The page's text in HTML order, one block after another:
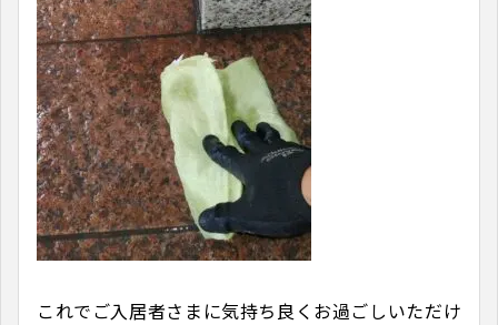
これでご入居者さまに気持ち良くお過ごしいただけ